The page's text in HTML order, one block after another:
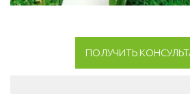
ПОЛУЧИТЬ